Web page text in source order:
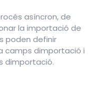
asíncron, de
la importació de
poden definir
camps dimportació i
dimportació.